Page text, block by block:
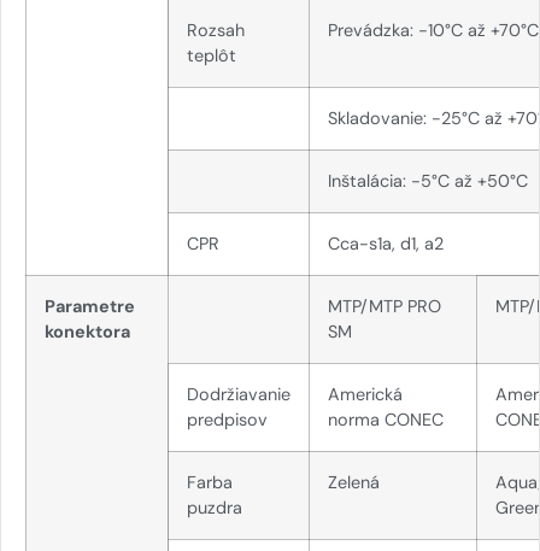
Rozsah
teplôt
Prevádzka: -10°C až +70°C
Skladovanie: -25°C až
Inštalácia: -5°C až +50°C
CPR Cca-s1a, d1, a2
Parametre
konektora
MTP/MTP PRO
SM
MTP/
Dodržiavanie
predpisov
Americká
norma CONEC
Farba
puzdra
Zelená